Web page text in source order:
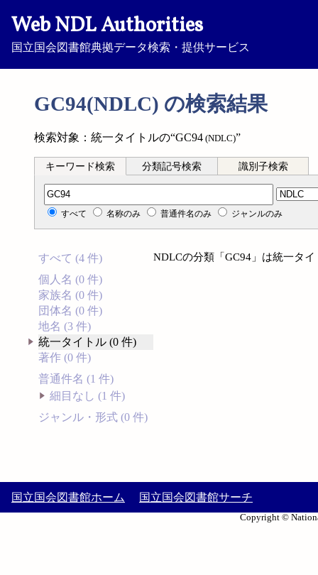
Web NDL Authorities
国立国会図書館典拠データ検索・提供サービス
GC94(NDLC) の検索結果
検索対象：統一タイトルの“GC94 (NDLC)”
キーワード検索 分類記号検索 識別子検索
分類記号検索
すべて 名称のみ 普通件名のみ ジャンルのみ
すべて (4 件)
個人名 (0 件)
家族名 (0 件)
団体名 (0 件)
地名 (3 件)
統一タイトル (0 件)
著作 (0 件)
普通件名 (1 件)
細目なし (1 件)
ジャンル・形式 (0 件)
NDLCの分類「GC94」は統一タ
国立国会図書館ホーム 国立国会図書館サーチ
Copyright ©